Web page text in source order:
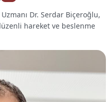
Dr. Serdar Biçeroğlu,
hareket ve beslenme